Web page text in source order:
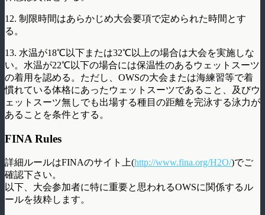
12. 制限時間はあらかじめ大会要項で定められた時間とす
る。
13. 水温が18℃以下または32℃以上の場合は大会を実施しな
い。水温が22℃以下の場合には保温性のあるウェットスーツ
の着用を認める。ただし、OWSの大会または海練習等で着
慣れている体格にあったウェットスーツであること、及びウ
ェットスーツ無しでも出場する種目の距離を完泳する泳力が
あることを条件とする。
FINA Rules
詳細ルールはFINAのサイト上(http://www.fina.org/H2O/)でご
確認下さい。
以下、大会参加者に特に重要と思われるOWSに関係するル
ールを抜粋します。